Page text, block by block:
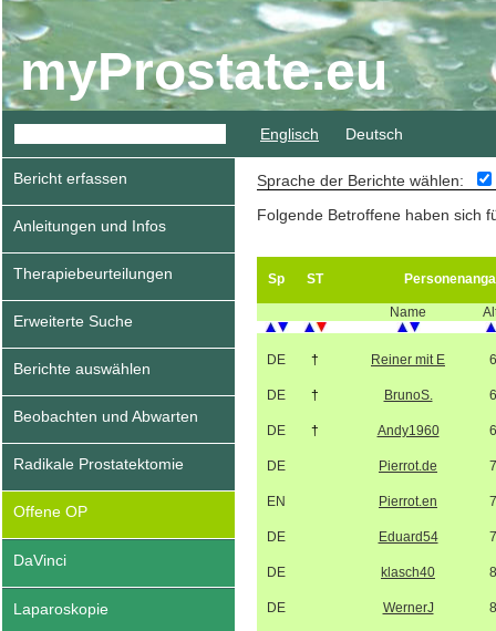
myProstate.eu
Englisch Deutsch
Bericht erfassen
Anleitungen und Infos
Therapiebeurteilungen
Erweiterte Suche
Berichte auswählen
Beobachten und Abwarten
Radikale Prostatektomie
Offene OP
DaVinci
Laparoskopie
Sprache der Berichte wählen:
Folgende Betroffene haben sich
Sp ST
Name
DE † Reiner mit E
DE † BrunoS.
DE † Andy1960
DE Pierrot.de
EN Pierrot.en
DE Eduard54
DE klasch40
DE WernerJ